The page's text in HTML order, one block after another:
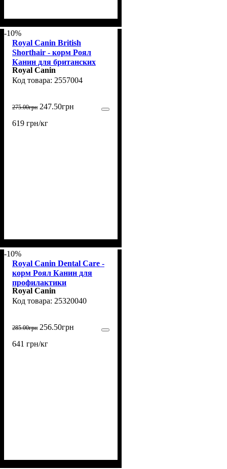
-10%
Royal Canin British
Shorthair - корм Роял
Канин для британских
короткошерстных 400 г
(2557004)
Royal Canin
2557004
275.00грн 247.50грн
619 грн/кг
-10%
Royal Canin Dental Care -
корм Роял Канин для
профилактики
образования зубного
налета у кошек 400 г
Royal Canin
25320040
285.00грн 256.50грн
641 грн/кг